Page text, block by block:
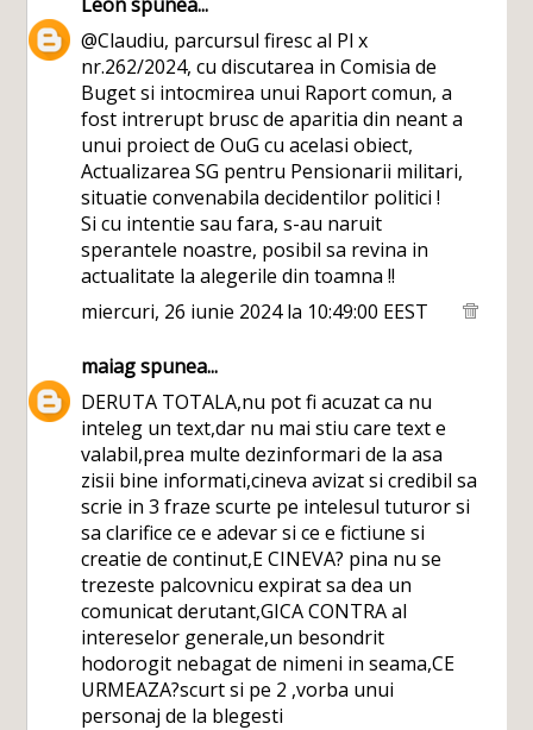
@Claudiu, parcursul firesc al Pl x
nr.262/2024, cu discutarea in Comisia de
Buget si intocmirea unui Raport comun, a
fost intrerupt brusc de aparitia din neant a
unui proiect de OuG cu acelasi obiect,
Actualizarea SG pentru Pensionarii militari,
situatie convenabila decidentilor politici !
Si cu intentie sau fara, s-au naruit
sperantele noastre, posibil sa revina in
actualitate la alegerile din toamna !!
miercuri, 26 iunie 2024 la 10:49:00 EEST
maiagspunea...
DERUTA TOTALA,nu pot fi acuzat ca nu
inteleg un text,dar nu mai stiu care text e
valabil,prea multe dezinformari de la asa
zisii bine informati,cineva avizat si credibil sa
scrie in 3 fraze scurte pe intelesul tuturor si
sa clarifice ce e adevar si ce e fictiune si
creatie de continut,E CINEVA? pina nu se
trezeste palcovnicu expirat sa dea un
comunicat derutant,GICA CONTRA al
intereselor generale,un besondrit
hodorogit nebagat de nimeni in seama,CE
URMEAZA?scurt si pe 2 ,vorba unui
personaj de la blegesti